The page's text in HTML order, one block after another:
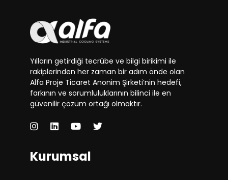
Yılların getirdiği tecrübe ve bilgi birikimi ile
rakiplerinden her zaman bir adım önde olan
Alfa Proje Ticaret Anonim Şirketi’nin hedefi,
farkının ve sorumluluklarının bilinci ile en
güvenilir çözüm ortağı olmaktır.
Kurumsal